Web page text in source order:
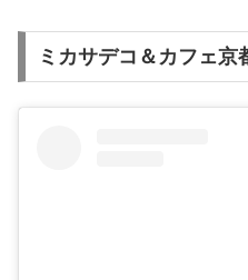
ミカサデコ＆カフェ京